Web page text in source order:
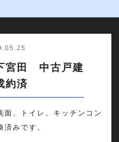
宮田 中古戸建
約済
面、トイレ、キッチンコン
みです。